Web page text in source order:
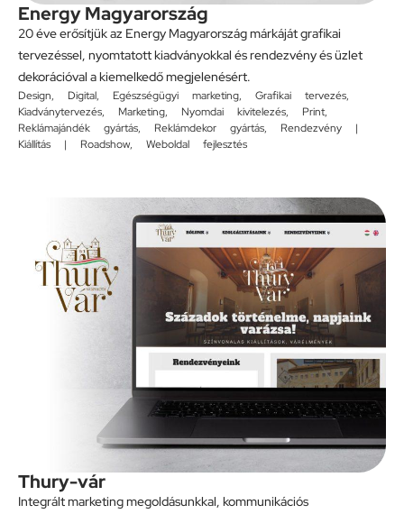
Energy Magyarország
20 éve erősítjük az Energy Magyarország márkáját grafikai
tervezéssel, nyomtatott kiadványokkal és rendezvény és üzlet
dekorációval a kiemelkedő megjelenésért.
Design, Digital, Egészségügyi marketing, Grafikai tervezés,
Kiadványtervezés, Marketing, Nyomdai kivitelezés, Print,
Reklámajándék gyártás, Reklámdekor gyártás, Rendezvény |
Kiállítás | Roadshow, Weboldal fejlesztés
Thury-vár
Integrált marketing megoldásunkkal, kommunikációs